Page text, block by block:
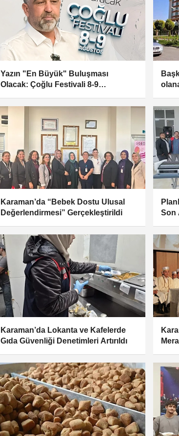
Yazın "En Büyük" Buluşması
Olacak: Çoğlu Festivali 8-9
Karaman’da “Bebek Dostu Ulusal
Değerlendirmesi” Gerçekleştirildi
Son
Karaman’da Lokanta ve Kafelerde
Gıda Güvenliği Denetimleri Artırıldı